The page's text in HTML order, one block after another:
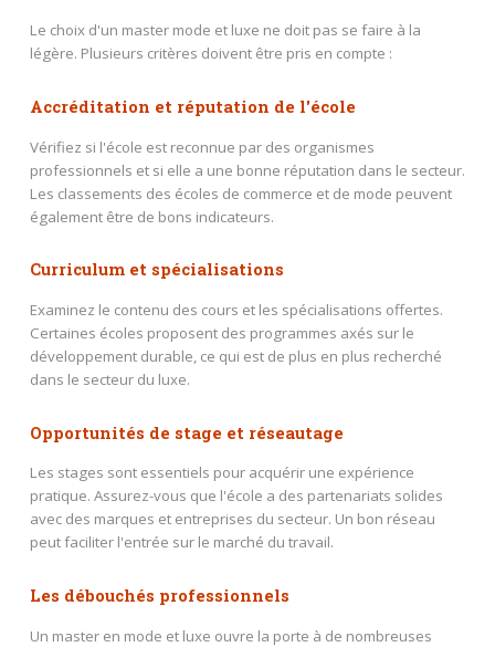
Le choix d'un master mode et luxe ne doit pas se faire à la
légère. Plusieurs critères doivent être pris en compte :
Accréditation et réputation de l'école
Vérifiez si l'école est reconnue par des organismes
professionnels et si elle a une bonne réputation dans le secteur.
Les classements des écoles de commerce et de mode peuvent
également être de bons indicateurs.
Curriculum et spécialisations
Examinez le contenu des cours et les spécialisations offertes.
Certaines écoles proposent des programmes axés sur le
développement durable, ce qui est de plus en plus recherché
dans le secteur du luxe.
Opportunités de stage et réseautage
Les stages sont essentiels pour acquérir une expérience
pratique. Assurez-vous que l'école a des partenariats solides
avec des marques et entreprises du secteur. Un bon réseau
peut faciliter l'entrée sur le marché du travail.
Les débouchés professionnels
Un master en mode et luxe ouvre la porte à de nombreuses